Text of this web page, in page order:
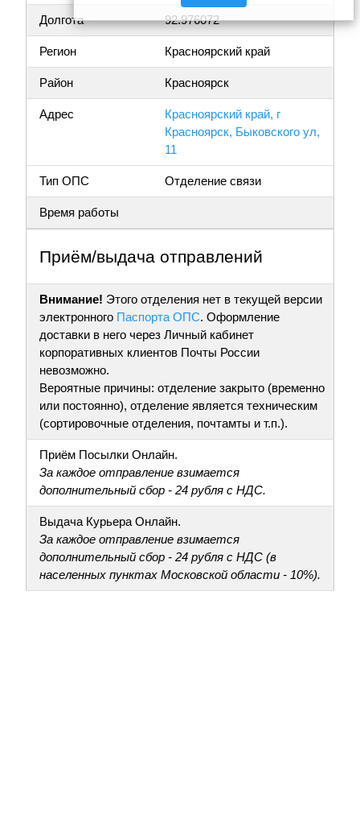
Долгота 92.976072
Регион Красноярский край
Район Красноярск
Адрес
Красноярский край, г
Красноярск, Быковского ул,
11
Тип ОПС Отделение связи
Время работы
Приём/выдача отправлений
Внимание! Этого отделения нет в текущей версии
электронного Паспорта ОПС. Оформление
доставки в него через Личный кабинет
корпоративных клиентов Почты России
невозможно.
Вероятные причины: отделение закрыто (временно
или постоянно), отделение является техническим
(сортировочные отделения, почтамты и т.п.).
Приём Посылки Онлайн.
За каждое отправление взимается
дополнительный сбор - 24 рубля с НДС.
Выдача Курьера Онлайн.
За каждое отправление взимается
дополнительный сбор - 24 рубля с НДС (в
населенных пунктах Московской области - 10%).